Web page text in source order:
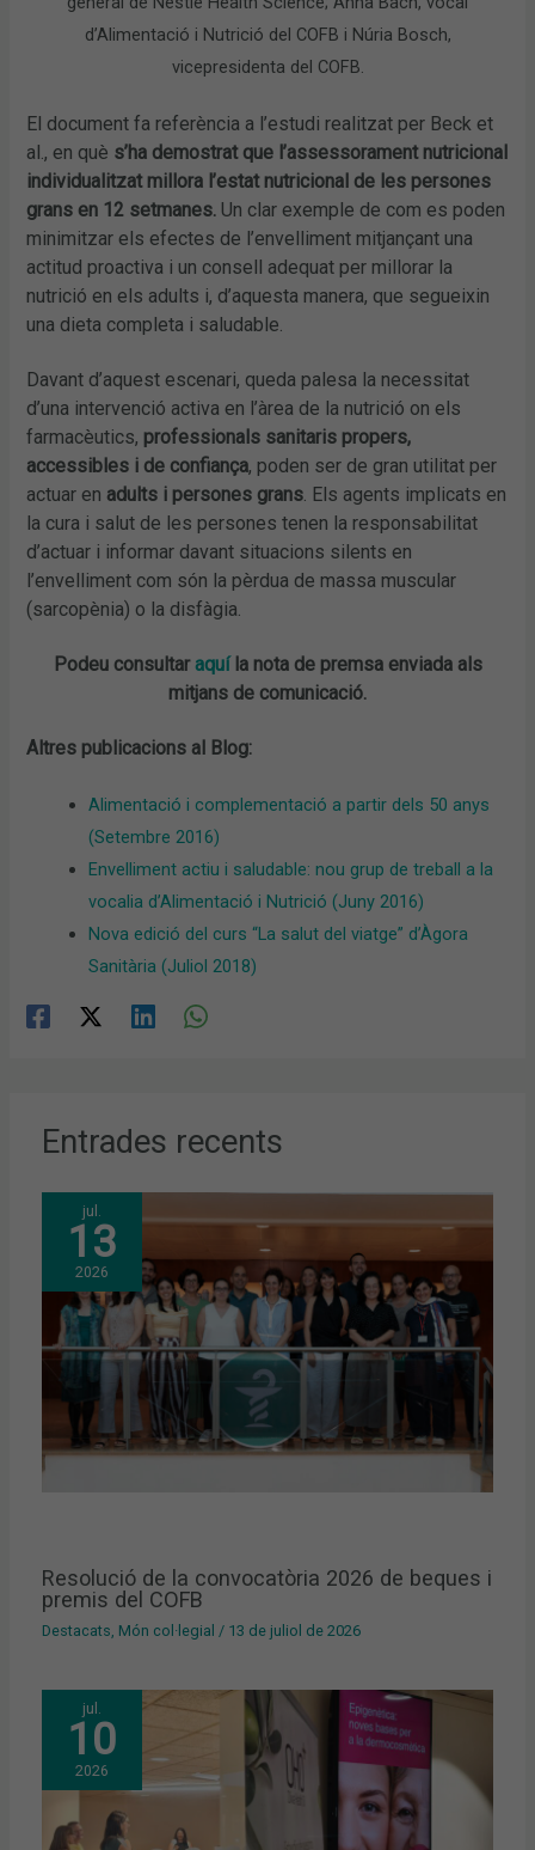
d’Alimentació i Nutrició del COFB i Núria Bosch,
vicepresidenta del COFB.
El document fa referència a l’estudi realitzat per Beck et
al., en què s’ha demostrat que l’assessorament nutricional
individualitzat millora l’estat nutricional de les persones
grans en 12 setmanes. Un clar exemple de com es poden
minimitzar els efectes de l’envelliment mitjançant una
actitud proactiva i un consell adequat per millorar la
nutrició en els adults i, d’aquesta manera, que segueixin
una dieta completa i saludable.
Davant d’aquest escenari, queda palesa la necessitat
d’una intervenció activa en l’àrea de la nutrició on els
farmacèutics, professionals sanitaris propers,
accessibles i de confiança, poden ser de gran utilitat per
actuar en adults i persones grans. Els agents implicats en
la cura i salut de les persones tenen la responsabilitat
d’actuar i informar davant situacions silents en
l’envelliment com són la pèrdua de massa muscular
(sarcopènia) o la disfàgia.
Podeu consultaraquíla nota de premsa enviada als
mitjans de comunicació.
Altres publicacions al Blog:
Alimentació i complementació a partir dels 50 anys
(Setembre 2016)
Envelliment actiu i saludable: nou grup de treball a la
vocalia d’Alimentació i Nutrició (Juny 2016)
Nova edició del curs “La salut del viatge” d’Àgora
Sanitària (Juliol 2018)
Entrades recents
jul.
13
2026
Resolució de la convocatòria 2026 de beques i
premis del COFB
Destacats Món col·legial / 13 de juliol de 2026
jul.
10
2026